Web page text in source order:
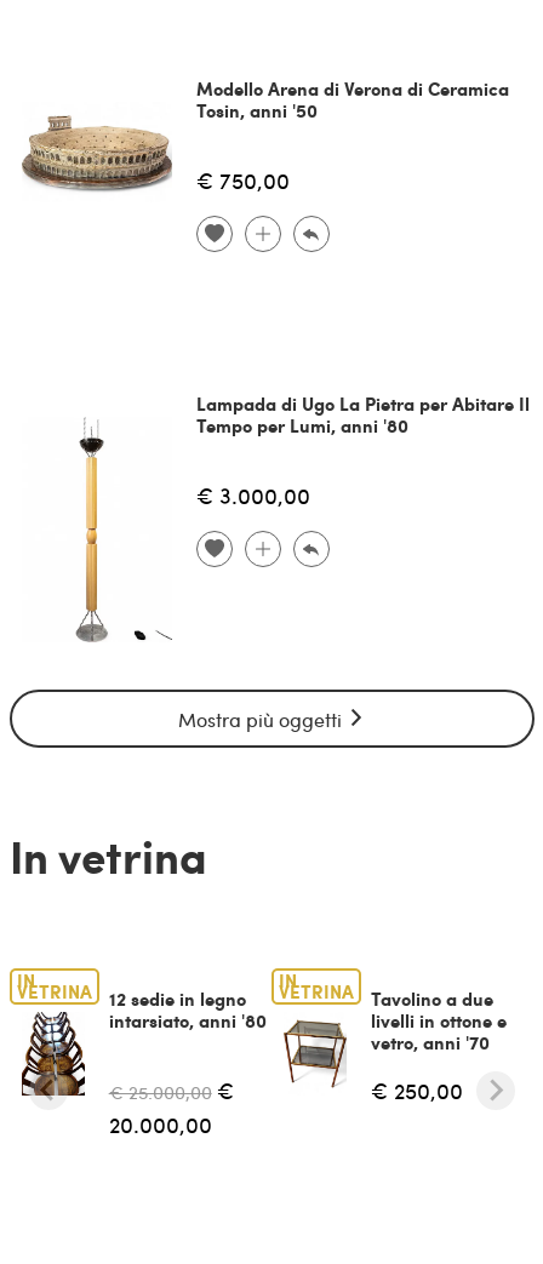
Modello Arena di Verona di Ceramica
Tosin, anni '50
€ 750,00
Lampada di Ugo La Pietra per Abitare Il
Tempo per Lumi, anni '80
€ 3.000,00
Mostra più oggetti
In vetrina
IN
VETRINA
12 sedie in legno
intarsiato, anni '80
€ 25.000,00 €
20.000,00
IN
VETRINA
Tavolino a due
livelli in ottone e
vetro, anni '70
€ 250,00